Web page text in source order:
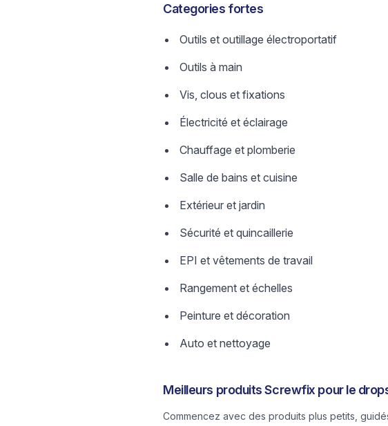
Categories fortes
Outils et outillage électroportatif
Outils à main
Vis, clous et fixations
Électricité et éclairage
Chauffage et plomberie
Salle de bains et cuisine
Extérieur et jardin
Sécurité et quincaillerie
EPI et vêtements de travail
Rangement et échelles
Peinture et décoration
Auto et nettoyage
Meilleurs produits Screwfix pour le
Commencez avec des produits plus petits,